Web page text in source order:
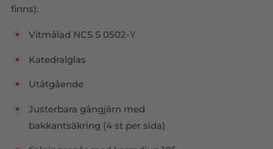
finns):
Vitmålad NCS S 0502-Y
Katedralglas
Utåtgående
Justerbara gångjärn med
bakkantsäkring (4 st per sida)